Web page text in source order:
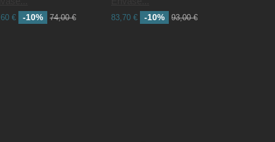
€ -10% 74,00 € 83,70 € -10% 93,00 €